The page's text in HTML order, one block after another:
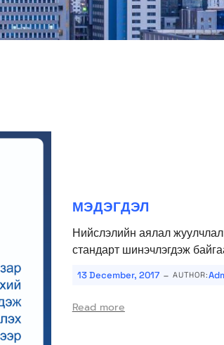
МЭДЭГДЭЛ
Нийслэлийн аялал
стандарт шинэчлэгдэж
13 December, 2017 - AUTHOR:
Read more